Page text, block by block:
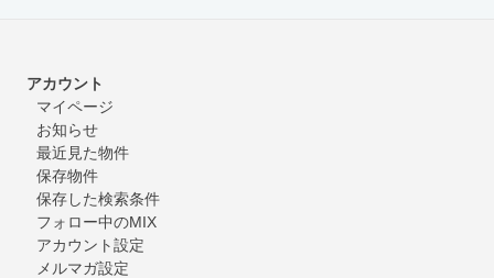
アカウント
マイページ
お知らせ
最近見た物件
保存物件
保存した検索条件
フォロー中のMIX
アカウント設定
メルマガ設定